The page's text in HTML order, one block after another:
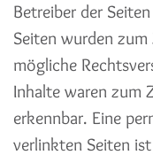
Betreiber der
Seiten wurden
mögliche
Inhalte waren zum
erkennbar. Eine
verlinkten Seiten